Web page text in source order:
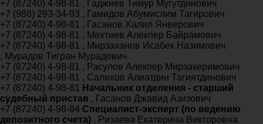
+7 (87240) 4-98-81 , Гаджиев Тимур Мугутдинович
+7 (988) 293-34-93 , Гамидов Абумислим Тагирович
+7 (87240) 4-98-81 , Гасанов Халил Янверович
+7 (87240) 4-98-81 , Мехтиев Алекпер Байрамович
+7 (87240) 4-98-81 , Мирзаханов Исабек Назимович
, Мурадов Тигран Мурадович
+7 (87240) 4-98-81 , Расулов Алекпер Мирзакеримович
+7 (87240) 4-98-81 , Салихов Алиатдин Тагиятдинович
+7 (87240) 4-98-81
Начальник отделения - старший
судебный пристав , Гасанов Джавид Азизович
+7 (87240) 4-98-84 Специалист-эксперт (по ведению
депозитного счета) , Ризаева Екатерина Викторовна